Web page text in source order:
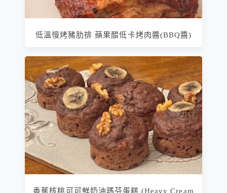
低溫慢烤豬肋排 蘋果醋低卡烤肉醬(BBQ醬)
香蕉核桃可可鮮奶油瑪芬蛋糕 (Heavy Cream